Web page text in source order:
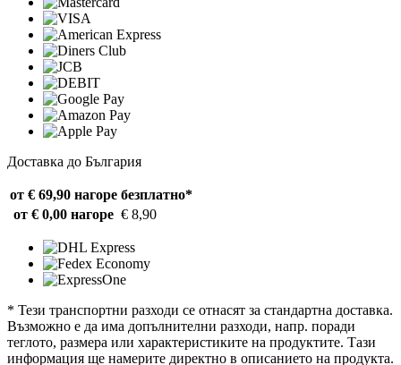
Доставка до България
от € 69,90 нагоре безплатно*
от € 0,00 нагоре € 8,90
* Тези транспортни разходи се отнасят за стандартна доставка.
Възможно е да има допълнителни разходи, напр. поради
теглото, размера или характеристиките на продуктите. Тази
информация ще намерите директно в описанието на продукта.